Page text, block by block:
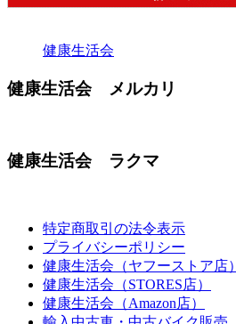
健康生活会
健康生活会 メルカリ
健康生活会 ラクマ
特定商取引の法令表示
プライバシーポリシー
健康生活会（ヤフーストア店）
健康生活会（STORES店）
健康生活会（Amazon店）